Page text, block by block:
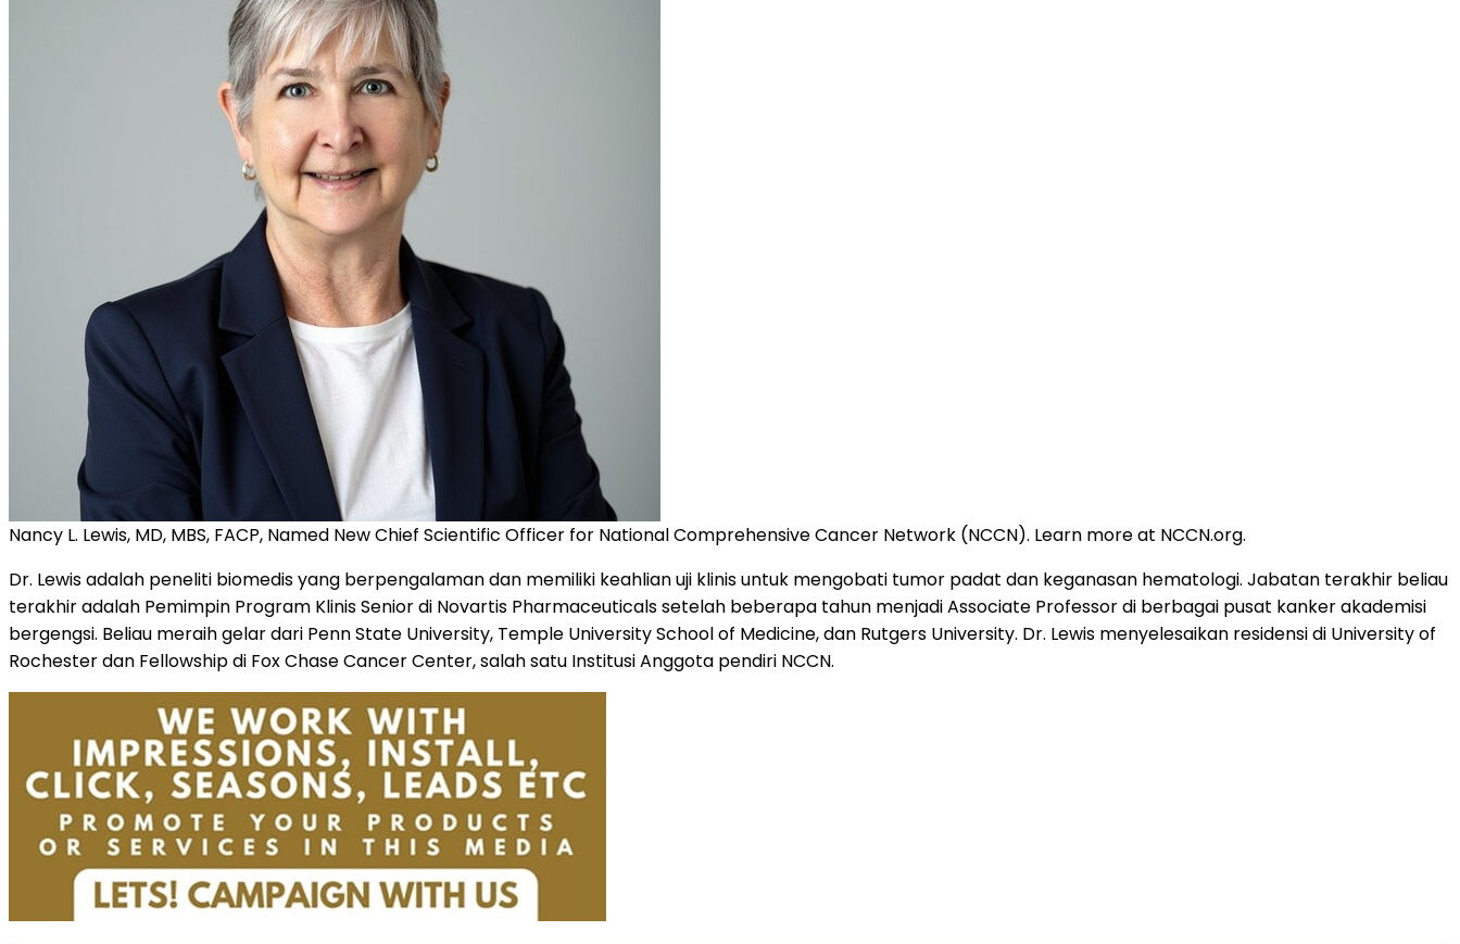
Nancy L. Lewis, MD, MBS, FACP, Named New Chief Scientific Officer for National Comprehensive Cancer Network (NCCN). Learn more at NCCN.org.
Dr. Lewis adalah peneliti biomedis yang berpengalaman dan memiliki keahlian uji klinis untuk mengobati tumor padat dan keganasan hematologi. Jabatan terakhir beliau
terakhir adalah Pemimpin Program Klinis Senior di Novartis Pharmaceuticals setelah beberapa tahun menjadi Associate Professor di berbagai pusat kanker akademisi
bergengsi. Beliau meraih gelar dari Penn State University, Temple University School of Medicine, dan Rutgers University. Dr. Lewis menyelesaikan residensi di University of
Rochester dan Fellowship di Fox Chase Cancer Center, salah satu Institusi Anggota pendiri NCCN.